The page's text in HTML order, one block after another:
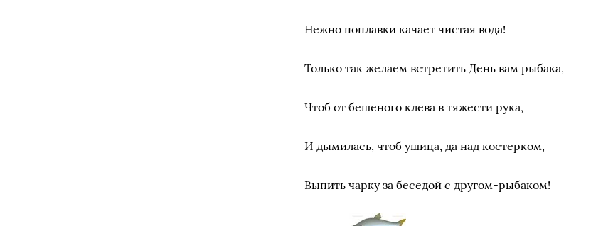
Нежно поплавки качает чистая вода!
Только так желаем встретить День вам рыбака,
Чтоб от бешеного клева в тяжести рука,
И дымилась, чтоб ушица, да над костерком,
Выпить чарку за беседой с другом-рыбаком!